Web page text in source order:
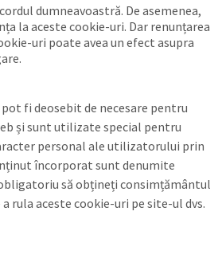
dumneavoastră. De asemenea,
la aceste cookie-uri. Dar renunțarea
uri poate avea un efect asupra
fi deosebit de necesare pentru
și sunt utilizate special pentru
personal ale utilizatorului prin
încorporat sunt denumite
să obțineți consimțământul
rula aceste cookie-uri pe site-ul dvs.